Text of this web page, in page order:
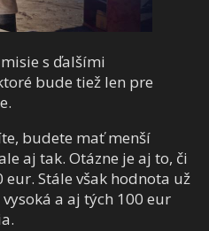
s ďalšími
bude tiež len pre
budete mať menší
aj tak. Otázne je aj to, či
Stále však hodnota už
a aj tých 100 eur